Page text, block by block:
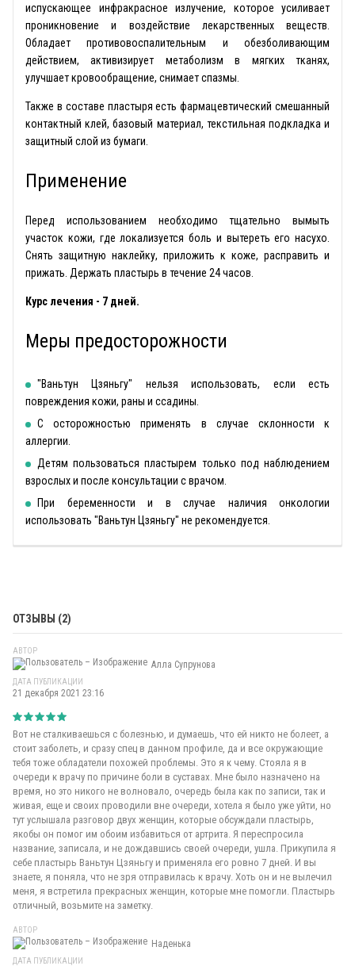
испускающее инфракрасное излучение, которое усиливает
проникновение и воздействие лекарственных веществ.
Обладает противовоспалительным и обезболивающим
действием, активизирует метаболизм в мягких тканях,
улучшает кровообращение, снимает спазмы.
Также в составе пластыря есть фармацевтический смешанный
контактный клей, базовый материал, текстильная подкладка и
защитный слой из бумаги.
Применение
Перед использованием необходимо тщательно вымыть
участок кожи, где локализуется боль и вытереть его насухо.
Снять защитную наклейку, приложить к коже, расправить и
прижать. Держать пластырь в течение 24 часов.
Курс лечения - 7 дней.
Меры предосторожности
"Ваньтун Цзяньгу" нельзя использовать, если есть
повреждения кожи, раны и ссадины.
С осторожностью применять в случае склонности к
аллергии.
Детям пользоваться пластырем только под наблюдением
взрослых и после консультации с врачом.
При беременности и в случае наличия онкологии
использовать "Ваньтун Цзяньгу" не рекомендуется.
ОТЗЫВЫ (2)
АВТОР
Алла Супрунова
ДАТА ПУБЛИКАЦИИ
21 декабря 2021 23:16
Вот не сталкиваешься с болезнью, и думаешь, что ей никто не болеет, а
стоит заболеть, и сразу спец в данном профиле, да и все окружающие
тебя тоже обладатели похожей проблемы. Это я к чему. Стояла я в
очереди к врачу по причине боли в суставах. Мне было назначено на
время, но это никого не волновало, очередь была как по записи, так и
живая, еще и своих проводили вне очереди, хотела я было уже уйти, но
тут услышала разговор двух женщин, которые обсуждали пластырь,
якобы он помог им обоим избавиться от артрита. Я переспросила
название, записала, и не дождавшись своей очереди, ушла. Прикупила я
себе пластырь Ваньтун Цзяньгу и применяла его ровно 7 дней. И вы
знаете, я поняла, что не зря отправилась к врачу. Хоть он и не вылечил
меня, я встретила прекрасных женщин, которые мне помогли. Пластырь
отличный, возьмите на заметку.
АВТОР
Наденька
ДАТА ПУБЛИКАЦИИ